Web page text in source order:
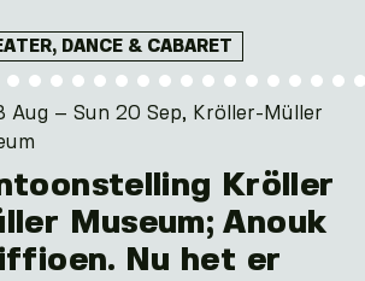
DANCE & CABARET
Aug – Sun 20 Sep, Kröller-Müller
Kröller
Museum; Anouk
Nu het er